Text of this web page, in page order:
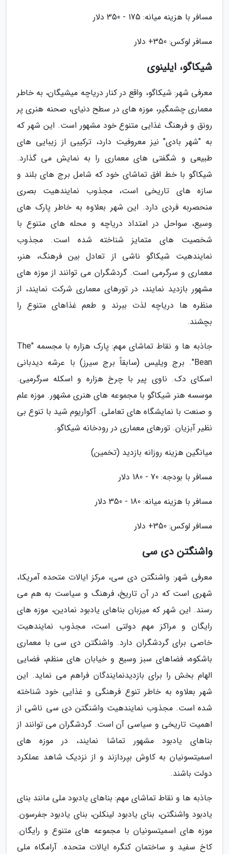
مسافر با هزینه میانه: 175 - 350 دلار
مسافر لوکس: 350+ دلار
شیکاگو، ایلینوی
معرفی شهر: شیکاگو، واقع در کنار دریاچه میشیگان، به خاطر
معماری چشمگیر، موزه های در سطح دنیای، صحنه هنری پر
رونق و فرهنگ غذایی متنوع خود مشهور است. این شهر که
به "شهر بادی" نیز معروفیت دارد، ترکیبی از زیبایی های
طبیعی و شگفتی های معماری را به نمایش می گذارد.
شیکاگو با خط افق تماشای خود که شامل برج های بلند و
سازه های تاریخی است، مجذوب نمایندهیت بصری
منحصربه فردی دارد. این شهر بعلاوه به خاطر پارک های
وسیع، سواحل در امتداد دریاچه و محله های متنوع با
شخصیت های متمایز شناخته شده است. مجذوب
نمایندهیت شیکاگو ناشی از تعادل بین فرهنگ، هنر،
معماری و سرگرمی است. گردشگران می توانند از موزه های
مشهور بازدید نمایند، در تورهای معماری شرکت نمایند، از
منظره ها دریاچه لذت ببرند و طعم غذاهای متنوع را
بچشند.
جاذبه ها و نقاط تماشای مهم: پارک هزاره با مجسمه "The
Bean". برج ویلیس (سابقاً برج سیرز) با عرشه دیدبانی
اسکای دک. ناوی پیر با چرخ هزاره و اسکله سرگرمیی.
موسسه هنر شیکاگو با مجموعه های هنری مشهور. موزه علم
و صنعت با نمایشگاه های تعاملی. آکواریوم شید با تنوع بی
نظیر آبزیان. تورهای معماری در رودخانه شیکاگو.
میانگین هزینه روزانه بازدید (تخمین)
مسافر با بودجه: 70 - 180 دلار
مسافر با هزینه میانه: 180 - 350 دلار
مسافر لوکس: 350+ دلار
واشنگتن دی سی
معرفی شهر: واشنگتن دی سی، مرکز ایالات متحده آمریکا،
شهری است که در آن تاریخ، فرهنگ و سیاست به هم می
رسند. این شهر که میزبان بناهای یادبود نمادین، موزه های
رایگان و مراکز مهم دولتی است، مجذوب نمایندهیت
خاصی برای گردشگران دارد. واشنگتن دی سی با معماری
باشکوه، فضاهای سبز وسیع و خیابان های منظم، فضایی
الهام بخش را برای بازدیدنمایندگان فراهم می نماید. این
شهر بعلاوه به خاطر تنوع فرهنگی و غذایی خود شناخته
شده است. مجذوب نمایندهیت واشنگتن دی سی ناشی از
اهمیت تاریخی و سیاسی آن است. گردشگران می توانند از
بناهای یادبود مشهور تماشا نمایند، در موزه های
اسمیتسونیان به کاوش بپردازند و از نزدیک شاهد عملکرد
دولت باشند.
جاذبه ها و نقاط تماشای مهم: بناهای یادبود ملی مانند بنای
یادبود واشنگتن، بنای یادبود لینکلن، بنای یادبود جفرسون.
موزه های اسمیتسونیان با مجموعه های متنوع و رایگان.
کاخ سفید و ساختمان کنگره ایالات متحده. آرامگاه ملی